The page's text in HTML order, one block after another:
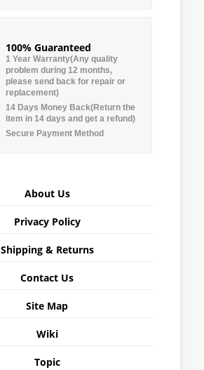
100% Guaranteed
1 Year Warranty(Any quality
problem during 12 months,
please send back for repair or
replacement)
14 Days Money Back(Return the
item in 14 days and get a refund)
Secure Payment Method
About Us
Privacy Policy
Shipping & Returns
Contact Us
Site Map
Wiki
Topic